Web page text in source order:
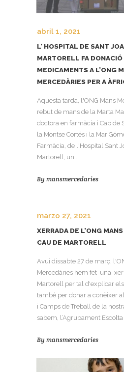
abril 1, 2021
L’ HOSPITAL DE SANT
MARTORELL FA DONACIÓ
MEDICAMENTS A L’ONG
MERCEDÀRIES PER A
Aquesta tarda, l'ONG Mans
rebut de mans de la Marta
doctora en farmàcia i Cap de
la Montse Cortés i la Mar
Farmàcia, de l'Hospital Sant
Martorell, un...
By mansmercedaries
marzo 27, 2021
XERRADA DE L’ONG
CAU DE MARTORELL
Avui dissabte 27 de març,
Mercedàries hem fet una
Martorell per tal d'explicar
també per donar a conèixer
i Camps de Treball de la
sabem, l’Agrupament Escolta
By mansmercedaries